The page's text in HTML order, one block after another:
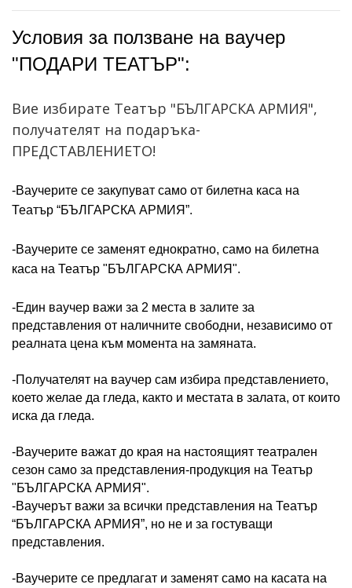
Условия за ползване на ваучер
"ПОДАРИ ТЕАТЪР":
Вие избирате Театър "БЪЛГАРСКА АРМИЯ",
получателят на подаръка-
ПРЕДСТАВЛЕНИЕТО!
-Ваучерите се закупуват само от билетна каса на
Театър “БЪЛГАРСКА АРМИЯ”.
-Ваучерите се заменят еднократно, само на билетна
каса на Театър "БЪЛГАРСКА АРМИЯ".
-Един ваучер важи за 2 места в залите за
представления от наличните свободни, независимо от
реалната цена към момента на замяната.
-Получателят на ваучер сам избира представлението,
което желае да гледа, както и местата в залата, от които
иска да гледа.
-Ваучерите важат до края на настоящият театрален
сезон само за представления-продукция на Театър
"БЪЛГАРСКА АРМИЯ".
-Ваучерът важи за всички представления на Театър
“БЪЛГАРСКА АРМИЯ”, но не и за гостуващи
представления.
-Ваучерите се предлагат и заменят само на касата на